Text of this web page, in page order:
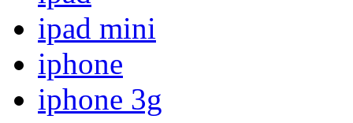
ipad mini
iphone
iphone 3g